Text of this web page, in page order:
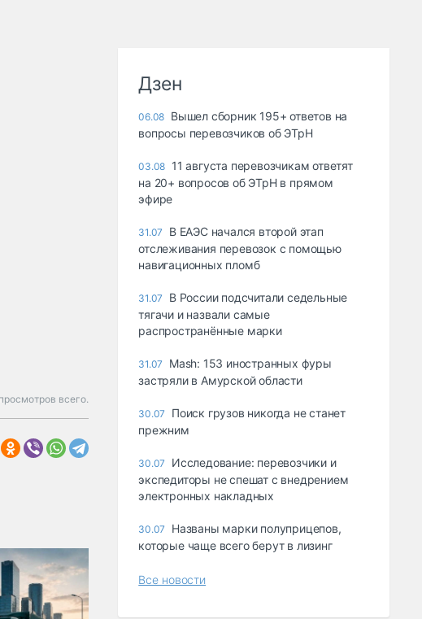
всего.
Дзен
06.08 Вышел сборник 195+ ответов на
вопросы перевозчиков об ЭТрН
03.08 11 августа перевозчикам ответят
на 20+ вопросов об ЭТрН в прямом
эфире
31.07
В ЕАЭС начался второй этап
отслеживания перевозок с помощью
навигационных пломб
31.07
В России подсчитали седельные
тягачи и назвали самые
распространённые марки
31.07
Mash: 153 иностранных фуры
застряли в Амурской области
30.07
Поиск грузов никогда не станет
прежним
30.07
Исследование: перевозчики и
экспедиторы не спешат с внедрением
электронных накладных
30.07
Названы марки полуприцепов,
которые чаще всего берут в лизинг
Все новости